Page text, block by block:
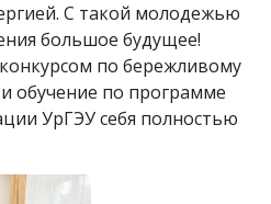
С такой молодежью
большое будущее!
по бережливому
обучение по программе
УрГЭУ себя полностью